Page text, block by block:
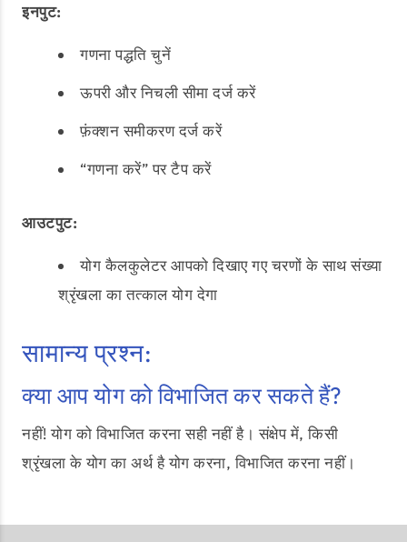
इनपुट:
गणना पद्धति चुनें
ऊपरी और निचली सीमा दर्ज करें
फ़ंक्शन समीकरण दर्ज करें
“गणना करें” पर टैप करें
आउटपुट:
योग कैलकुलेटर आपको दिखाए गए चरणों के साथ संख्या
श्रृंखला का तत्काल योग देगा
सामान्य प्रश्न:
क्या आप योग को विभाजित कर सकते हैं?
नहीं! योग को विभाजित करना सही नहीं है। संक्षेप में, किसी
श्रृंखला के योग का अर्थ है योग करना, विभाजित करना नहीं।